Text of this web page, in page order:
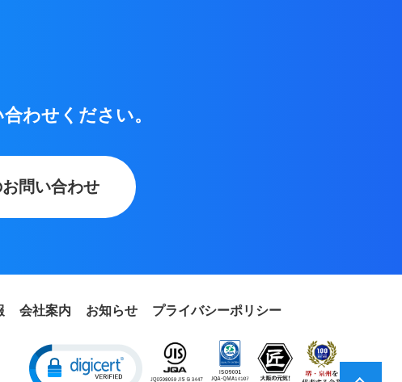
わせください。
問い合わせ
会社案内 お知らせ プライバシーポリシー